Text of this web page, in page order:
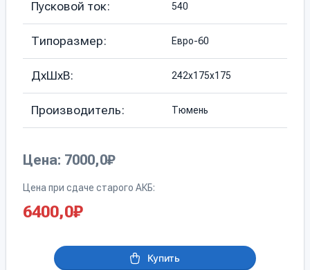
Пусковой ток: 540
Типоразмер: Евро-60
ДхШхВ: 242х175х175
Производитель: Тюмень
Цена: 7000,0₽
Цена при сдаче старого АКБ:
6400,0₽
Купить